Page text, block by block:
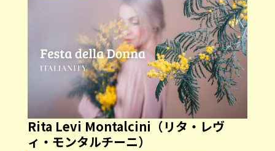
Rita Levi Montalcini（リタ・レヴ
ィ・モンタルチーニ）